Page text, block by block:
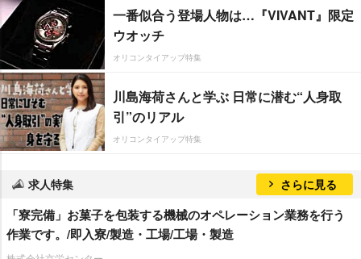
一番似合う登場人物は…『VIVANT』限定
ウオッチ
オリコンタイアップ特集
川島海荷さんと学ぶ 日常に潜む“人身取
引”のリアル
オリコンタイアップ特集
求人特集 さらに見る
「寮完備」お菓子を包装する機械のオペレーション業務を行う
作業です。/即入寮/製造・工場/工場・製造